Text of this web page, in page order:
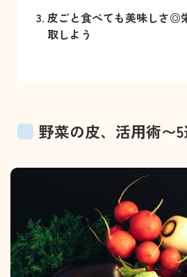
皮ごと食べても美味しさ◎
取しよう⁡
野菜の皮、活用術〜